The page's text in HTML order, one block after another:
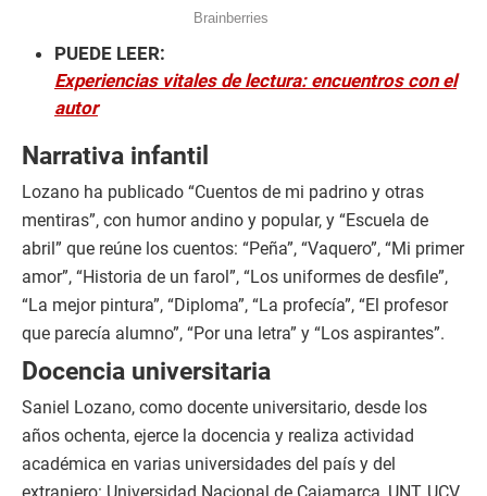
PUEDE LEER:
Experiencias vitales de lectura: encuentros con el
autor
Narrativa infantil
Lozano ha publicado “Cuentos de mi padrino y otras
mentiras”, con humor andino y popular, y “Escuela de
abril” que reúne los cuentos: “Peña”, “Vaquero”, “Mi primer
amor”, “Historia de un farol”, “Los uniformes de desfile”,
“La mejor pintura”, “Diploma”, “La profecía”, “El profesor
que parecía alumno”, “Por una letra” y “Los aspirantes”.
Docencia universitaria
Saniel Lozano, como docente universitario, desde los
años ochenta, ejerce la docencia y realiza actividad
académica en varias universidades del país y del